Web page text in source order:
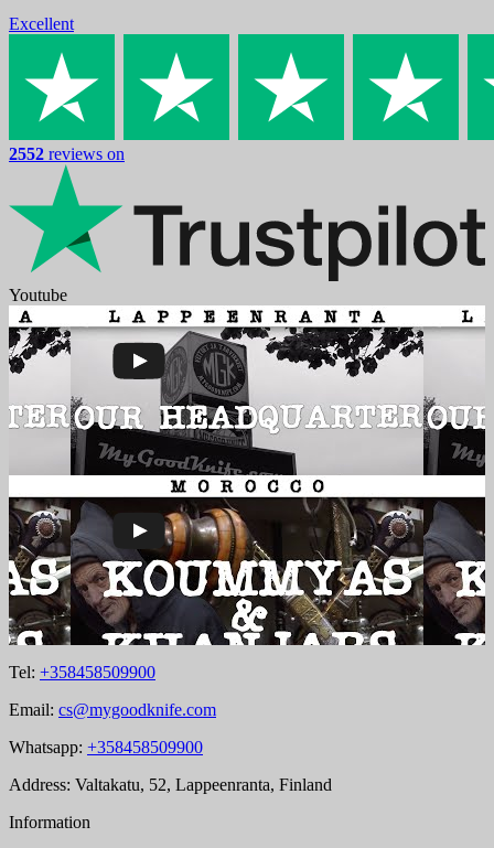
Excellent
2552 reviews on
Youtube
Tel: +358458509900
Email: cs@mygoodknife.com
Whatsapp: +358458509900
Address: Valtakatu, 52, Lappeenranta, Finland
Information